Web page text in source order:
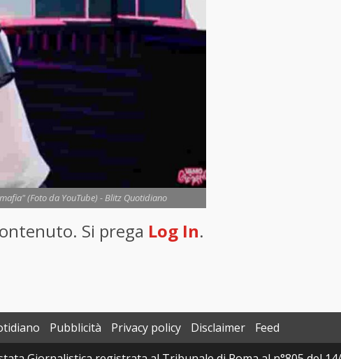
(Foto da YouTube) - Blitz Quotidiano
Si prega Log In.
Pubblicità Privacy policy Disclaimer
Feed